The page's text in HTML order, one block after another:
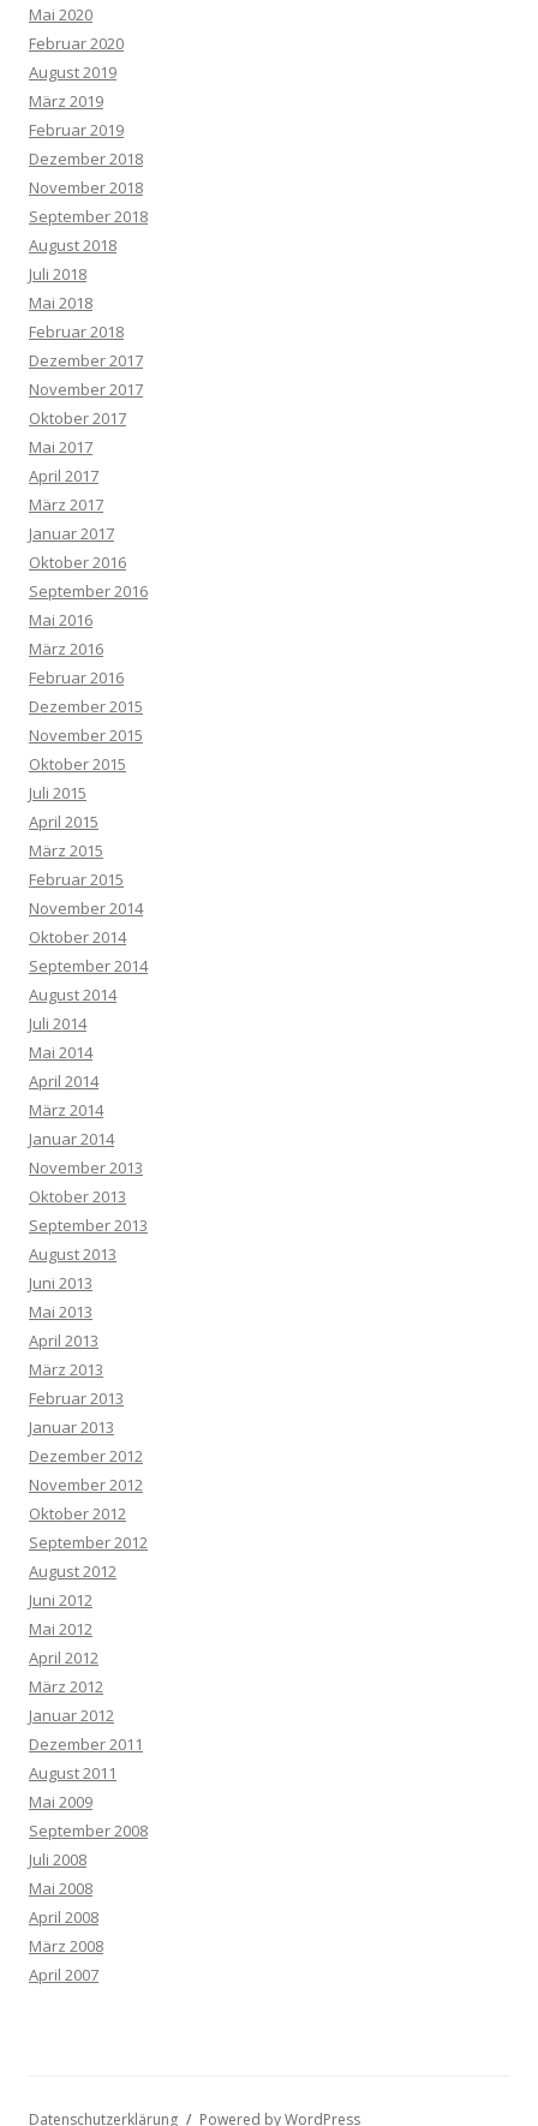
Mai 2020
Februar 2020
August 2019
März 2019
Februar 2019
Dezember 2018
November 2018
September 2018
August 2018
Juli 2018
Mai 2018
Februar 2018
Dezember 2017
November 2017
Oktober 2017
Mai 2017
April 2017
März 2017
Januar 2017
Oktober 2016
September 2016
Mai 2016
März 2016
Februar 2016
Dezember 2015
November 2015
Oktober 2015
Juli 2015
April 2015
März 2015
Februar 2015
November 2014
Oktober 2014
September 2014
August 2014
Juli 2014
Mai 2014
April 2014
März 2014
Januar 2014
November 2013
Oktober 2013
September 2013
August 2013
Juni 2013
Mai 2013
April 2013
März 2013
Februar 2013
Januar 2013
Dezember 2012
November 2012
Oktober 2012
September 2012
August 2012
Juni 2012
Mai 2012
April 2012
März 2012
Januar 2012
Dezember 2011
August 2011
Mai 2009
September 2008
Juli 2008
Mai 2008
April 2008
März 2008
April 2007
Datenschutzerklärung Powered by WordPress